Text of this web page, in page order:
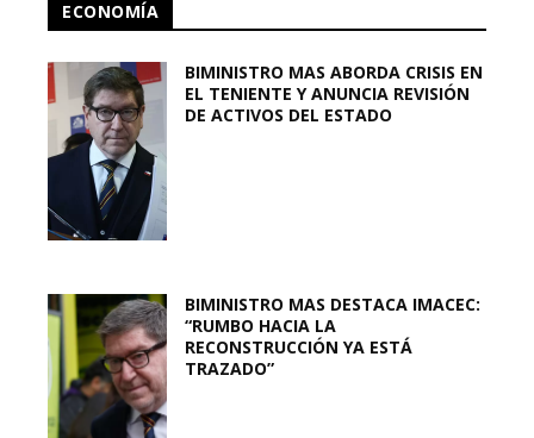
ECONOMÍA
BIMINISTRO MAS ABORDA CRISIS EN
EL TENIENTE Y ANUNCIA REVISIÓN
DE ACTIVOS DEL ESTADO
BIMINISTRO MAS DESTACA IMACEC:
“RUMBO HACIA LA
RECONSTRUCCIÓN YA ESTÁ
TRAZADO”